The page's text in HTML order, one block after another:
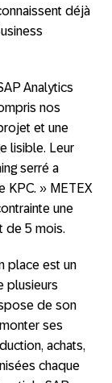
déjà
Analytics
nos
et une
lisible. Leur
serré a
KPC. » METEX
une
de 5 mois.
place est un
plusieurs
de son
ses
achats,
chaque